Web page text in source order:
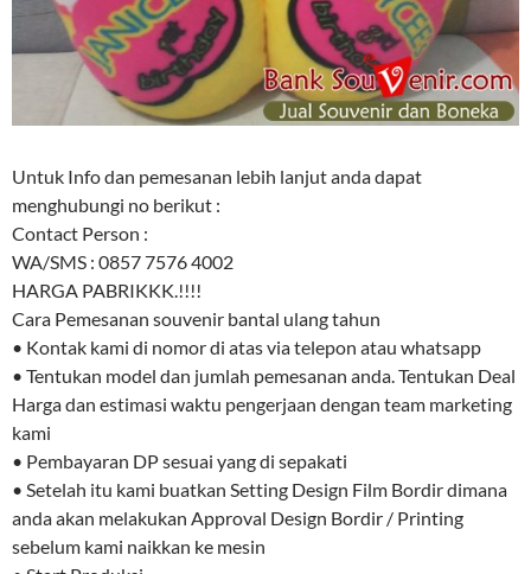
Untuk Info dan pemesanan lebih lanjut anda dapat
menghubungi no berikut :
Contact Person :
WA/SMS : 0857 7576 4002
HARGA PABRIKKK.!!!!
Cara Pemesanan souvenir bantal ulang tahun
• Kontak kami di nomor di atas via telepon atau whatsapp
• Tentukan model dan jumlah pemesanan anda. Tentukan Deal
Harga dan estimasi waktu pengerjaan dengan team marketing
kami
• Pembayaran DP sesuai yang di sepakati
• Setelah itu kami buatkan Setting Design Film Bordir dimana
anda akan melakukan Approval Design Bordir / Printing
sebelum kami naikkan ke mesin